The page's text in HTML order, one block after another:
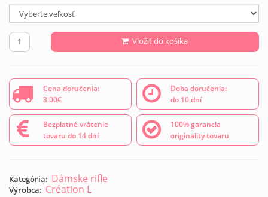
Vložiť do košíka
Cena doručenia:
3.00€
Doba doručenia:
do 10 dní
Bezplatné vrátenie
tovaru do 14 dní
100% garancia
originality tovaru
Kategória: Dámske rifle
Výrobca: Création L